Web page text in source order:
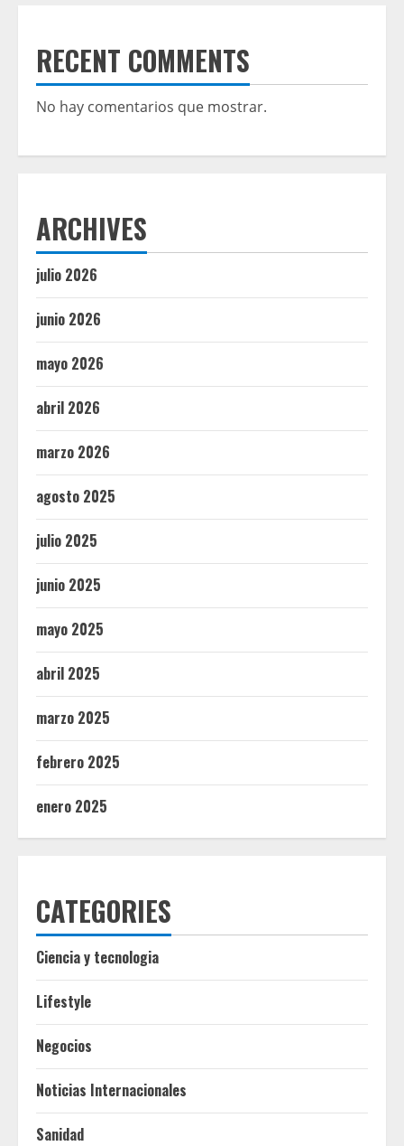
RECENT COMMENTS
No hay comentarios que mostrar.
ARCHIVES
julio 2026
junio 2026
mayo 2026
abril 2026
marzo 2026
agosto 2025
julio 2025
junio 2025
mayo 2025
abril 2025
marzo 2025
febrero 2025
enero 2025
CATEGORIES
Ciencia y tecnologia
Lifestyle
Negocios
Noticias Internacionales
Sanidad